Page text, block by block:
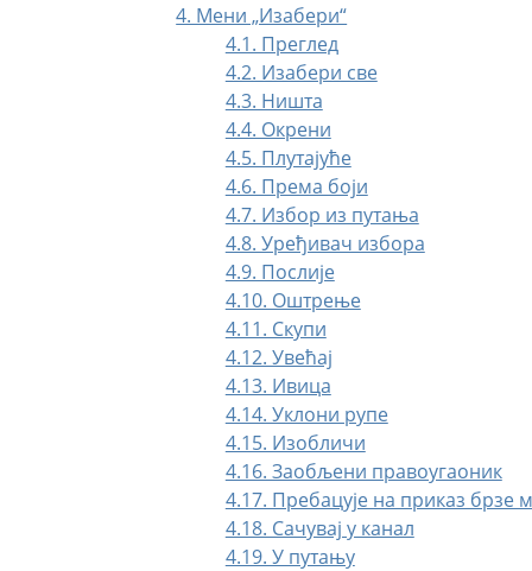
4. Мени „Изабери“
4.1. Преглед
4.2. Изабери све
4.3. Ништа
4.4. Окрени
4.5. Плутајуће
4.6. Према боји
4.7. Избор из путања
4.8. Уређивач избора
4.9. Послије
4.10. Оштрење
4.11. Скупи
4.12. Увећај
4.13. Ивица
4.14. Уклони рупе
4.15. Изобличи
4.16. Заобљени правоугаоник
4.17. Пребацује на приказ брзе
4.18. Сачувај у канал
4.19. У путању